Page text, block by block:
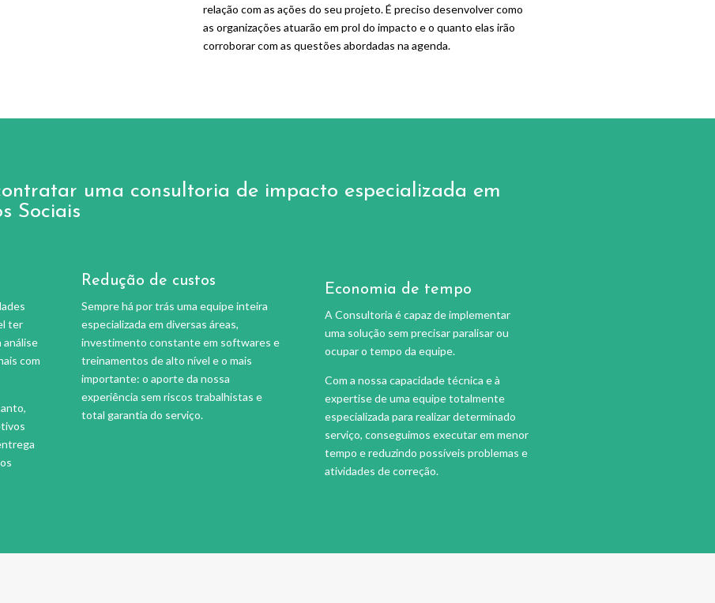
relação com as ações do seu projeto. É preciso desenvolver como
as organizações atuarão em prol do impacto e o quanto elas irão
corroborar com as questões abordadas na agenda.
uma consultoria de impacto especializada em
Sociais
ter
análise
com
Redução de custos
Sempre há por trás uma equipe inteira
especializada em diversas áreas,
investimento constante em softwares e
treinamentos de alto nível e o mais
importante: o aporte da nossa
experiência sem riscos trabalhistas e
total garantia do serviço.
Economia de tempo
A Consultoria é capaz de implementar
uma solução sem precisar paralisar ou
ocupar o tempo da equipe.
Com a nossa capacidade técnica e à
expertise de uma equipe totalmente
especializada para realizar determinado
serviço, conseguimos executar em menor
tempo e reduzindo possíveis problemas e
atividades de correção.